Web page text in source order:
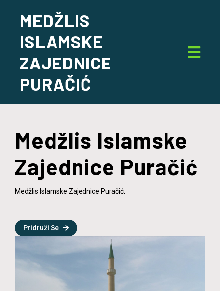
MEDŽLIS
ISLAMSKE
ZAJEDNICE
PURAČIĆ
Medžlis Islamske
Zajednice Puračić
Medžlis Islamske Zajednice Puračić,
Pridruži Se